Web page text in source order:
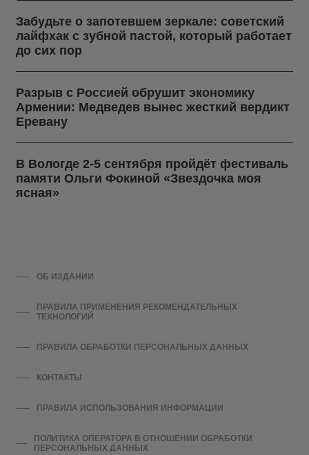
Забудьте о запотевшем зеркале: советский
лайфхак с зубной пастой, который работает
до сих пор
Разрыв с Россией обрушит экономику
Армении: Медведев вынес жесткий вердикт
Еревану
В Вологде 2-5 сентября пройдёт фестиваль
памяти Ольги Фокиной «Звездочка моя
ясная»
ОБ ИЗДАНИИ
ПРАВИЛА ПРИМЕНЕНИЯ РЕКОМЕНДАТЕЛЬНЫХ
ТЕХНОЛОГИЙ
ПРАВИЛА ОБРАБОТКИ ПЕРСОНАЛЬНЫХ ДАННЫХ
КОНТАКТЫ
ПРАВИЛА ИСПОЛЬЗОВАНИЯ ИНФОРМАЦИИ
ПОЛИТИКА ОПЕРАТОРА В ОТНОШЕНИИ ОБРАБОТКИ
ПЕРСОНАЛЬНЫХ ДАННЫХ